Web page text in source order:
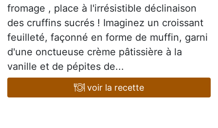
fromage , place à l'irrésistible déclinaison
des cruffins sucrés ! Imaginez un croissant
feuilleté, façonné en forme de muffin, garni
d'une onctueuse crème pâtissière à la
vanille et de pépites de...
voir la recette